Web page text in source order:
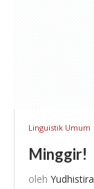
Linguistik Umum
Minggir!
oleh Yudhistira